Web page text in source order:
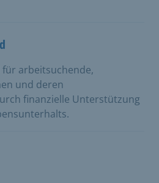
arbeitsuchende,
und deren
finanzielle Unterstützung